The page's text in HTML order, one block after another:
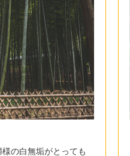
の白無垢がとっても